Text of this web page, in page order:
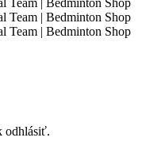
odhlásiť.